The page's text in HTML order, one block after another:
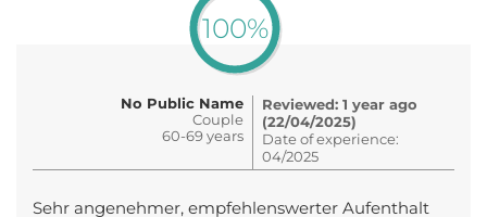
100%
No Public Name
Couple
60-69 years
Reviewed: 1 year ago
(22/04/2025)
Date of experience:
04/2025
Sehr angenehmer, empfehlenswerter Aufenthalt